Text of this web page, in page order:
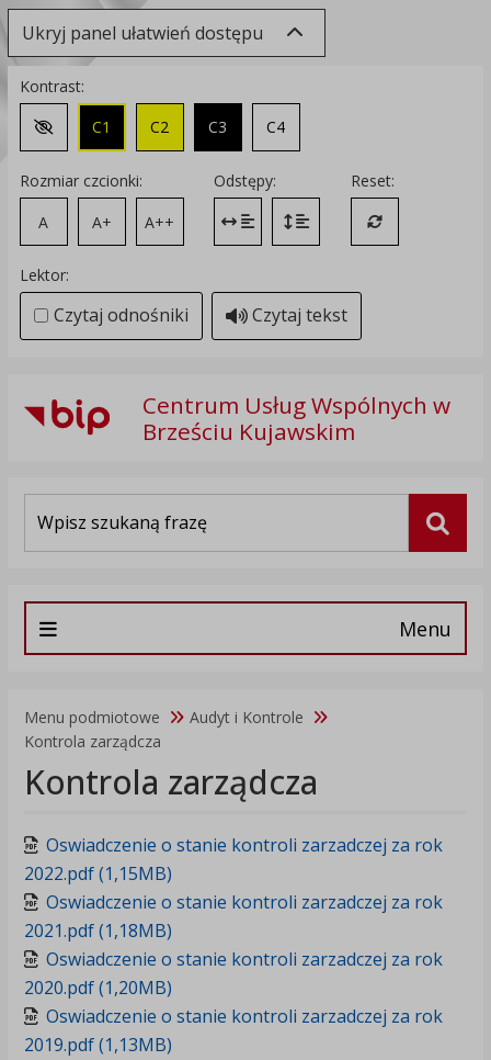
Ukryj panel ułatwień dostępu
Kontrast:
Zmień kontrast na domyślny
C1 C2 C3 C4
Rozmiar czcionki:
A
A+ A++
Odstępy:
Zmień odstęp między literami
Zmień interlinię i margines
Reset:
Przywróć
Lektor:
Czytaj odnośniki Czytaj tekst
Centrum Usług Wspólnych w
Brześciu Kujawskim
Menu
Menu podmiotowe
Audyt i Kontrole
Kontrola zarządcza
Kontrola zarządcza
Oswiadczenie o stanie kontroli zarzadczej za rok
2022.pdf (1,15MB)
Oswiadczenie o stanie kontroli zarzadczej za rok
2021.pdf (1,18MB)
Oswiadczenie o stanie kontroli zarzadczej za rok
2020.pdf (1,20MB)
Oswiadczenie o stanie kontroli zarzadczej za rok
2019.pdf (1,13MB)